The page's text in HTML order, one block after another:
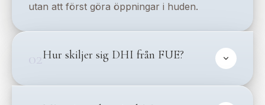
utan att först göra öppningar i huden.
02Hur skiljer sig DHI från FUE?